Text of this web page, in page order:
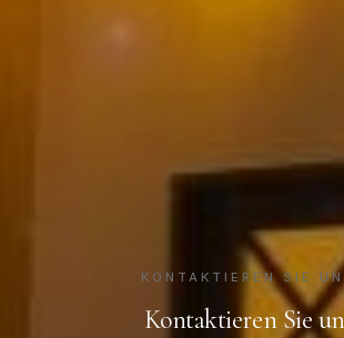
KONTAKTIEREN SIE
Kontaktieren Sie